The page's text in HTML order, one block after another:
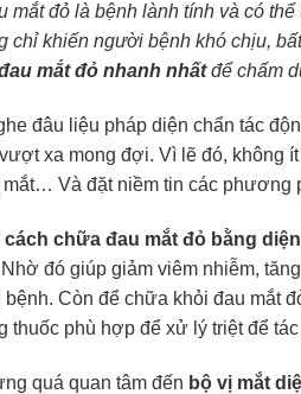
mắt đỏ là bệnh lành tính và có
khiến người bệnh khó chịu,
mắt đỏ nhanh nhấtđể chấm
đâu liệu pháp diện chẩn tác
xa mong đợi. Vì lẽ đó, không
Và đặt niềm tin các phương
cách chữa đau mắt đỏ bằng
đó giúp giảm viêm nhiễm,
bệnh. Còn để chữa khỏi đau mắt
thuốc phù hợp để xử lý triệt để
quá quan tâm đến bộ vị mắt